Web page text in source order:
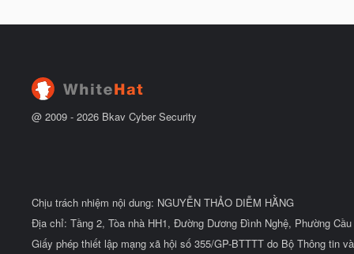
y
ầ
@ 2009 - 2026 Bkav Cyber Security
Chịu trách nhiệm nội dung: NGUYỄN THẢO DIỄM HẰNG
Địa chỉ: Tầng 2, Tòa nhà HH1, Đường Dương Đình Nghệ, Phường
Giấy phép thiết lập mạng xã hội số 355/GP-BTTTT do Bộ Thông tin